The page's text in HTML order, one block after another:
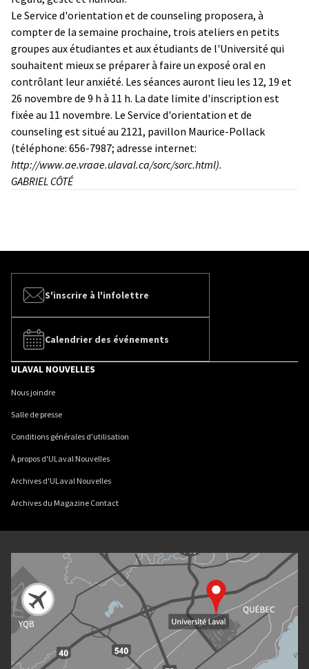
Le Service d'orientation et de counseling proposera, à
compter de la semaine prochaine, trois ateliers en petits
groupes aux étudiantes et aux étudiants de l'Université qui
souhaitent mieux se préparer à faire un exposé oral en
contrôlant leur anxiété. Les séances auront lieu les 12, 19 et
26 novembre de 9 h à 11 h. La date limite d'inscription est
fixée au 11 novembre. Le Service d'orientation et de
counseling est situé au 2121, pavillon Maurice-Pollack
(téléphone: 656-7987; adresse internet:
http://www.ae.vraae.ulaval.ca/sorc/sorc.html).
GABRIEL CÔTÉ
S'inscrire à l'infolettre
Calendrier des événements
ULAVAL NOUVELLES
Nous joindre
Salle de presse
Conditions générales d'utilisation
À propos d'ULaval Nouvelles
Archives d'ULaval Nouvelles
Archives du Magazine Contact